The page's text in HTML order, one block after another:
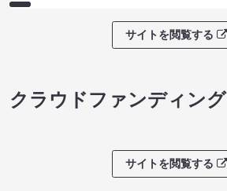
サイトを閲覧する
クラウドファンディング
サイトを閲覧する